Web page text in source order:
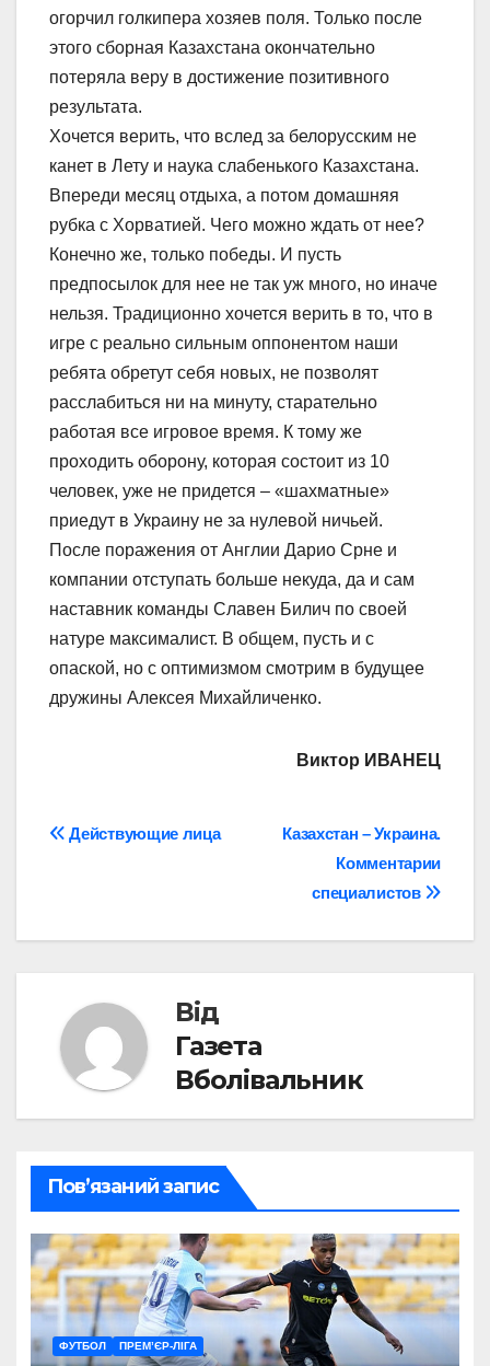
огорчил голкипера хозяев поля. Только после
этого сборная Казахстана окончательно
потеряла веру в достижение позитивного
результата.
Хочется верить, что вслед за белорусским не
канет в Лету и наука слабенького Казахстана.
Впереди месяц отдыха, а потом домашняя
рубка с Хорватией. Чего можно ждать от нее?
Конечно же, только победы. И пусть
предпосылок для нее не так уж много, но иначе
нельзя. Традиционно хочется верить в то, что в
игре с реально сильным оппонентом наши
ребята обретут себя новых, не позволят
расслабиться ни на минуту, старательно
работая все игровое время. К тому же
проходить оборону, которая состоит из 10
человек, уже не придется – «шахматные»
приедут в Украину не за нулевой ничьей.
После поражения от Англии Дарио Срне и
компании отступать больше некуда, да и сам
наставник команды Славен Билич по своей
натуре максималист. В общем, пусть и с
опаской, но с оптимизмом смотрим в будущее
дружины Алексея Михайличенко.
Виктор ИВАНЕЦ
Навігація
Казахстан – Украина.
Комментарии
специалистов
Действующие лица
Від
Газета
Вболівальник
Пов’язаний запис
ФУТБОЛ ПРЕМ’ЄР-ЛІГА